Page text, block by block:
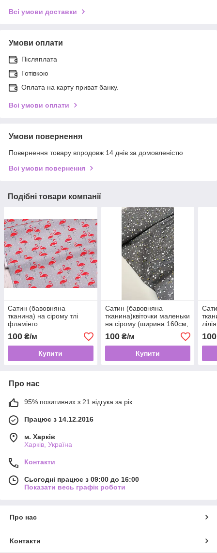
Всі умови доставки
Умови оплати
Післяплата
Готівкою
Оплата на карту приват банку.
Всі умови оплати
Умови повернення
Повернення товару впродовж 14 днів за домовленістю
Всі умови повернення
Подібні товари компанії
Сатин (бавовняна
тканина) на сірому тлі
фламінго
100 ₴/м
Купити
Сатин (бавовняна
тканина)квіточки маленьки
на сірому (ширина 160см,
120г/м2)
100₴/м
Купити
100
Про нас
95% позитивних з 21 відгука за рік
Працює з 14.12.2016
м. Харків
Харків, Україна
Контакти
Сьогодні працює з 09:00 до 16:00
Показати весь графік роботи
Про нас
Контакти